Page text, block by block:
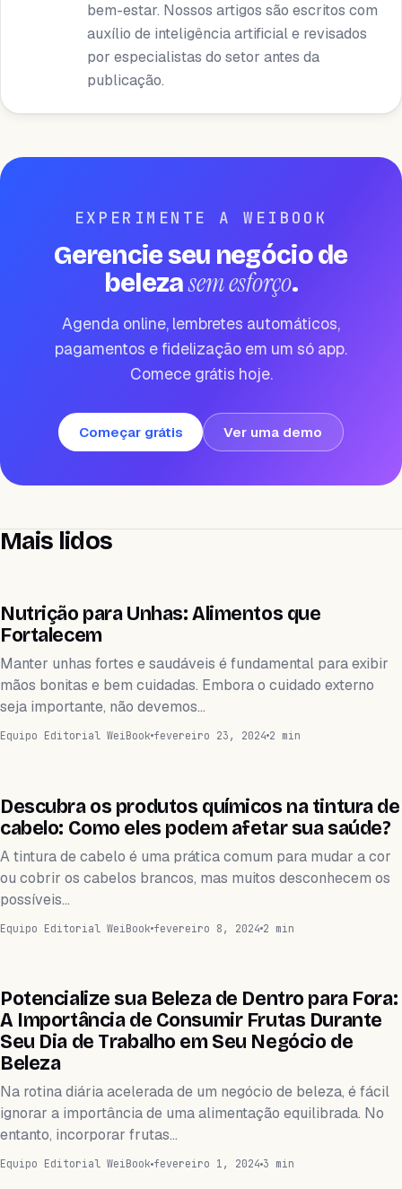
bem-estar. Nossos artigos são escritos com
auxílio de inteligência artificial e revisados ​​
por especialistas do setor antes da
publicação.
EXPERIMENTE A WEIBOOK
Gerencie seu negócio de
belezasem esforço.
Agenda online, lembretes automáticos,
pagamentos e fidelização em um só app.
Comece grátis hoje.
Começar grátis Ver uma demo
Mais lidos
WEIHEALTH
Nutrição para Unhas: Alimentos que
Fortalecem
Manter unhas fortes e saudáveis é fundamental para exibir
mãos bonitas e bem cuidadas. Embora o cuidado externo
seja importante, não devemos…
Equipo Editorial WeiBook fevereiro 23, 2024 2 min
WEIHEALTH
Descubra os produtos químicos na tintura de
cabelo: Como eles podem afetar sua saúde?
A tintura de cabelo é uma prática comum para mudar a cor
ou cobrir os cabelos brancos, mas muitos desconhecem os
possíveis…
Equipo Editorial WeiBook fevereiro 8, 2024 2 min
WEIHEALTH
Potencialize sua Beleza de Dentro para Fora:
A Importância de Consumir Frutas Durante
Seu Dia de Trabalho em Seu Negócio de
Beleza
Na rotina diária acelerada de um negócio de beleza, é fácil
ignorar a importância de uma alimentação equilibrada. No
entanto, incorporar frutas…
Equipo Editorial WeiBook fevereiro 1, 2024 3 min